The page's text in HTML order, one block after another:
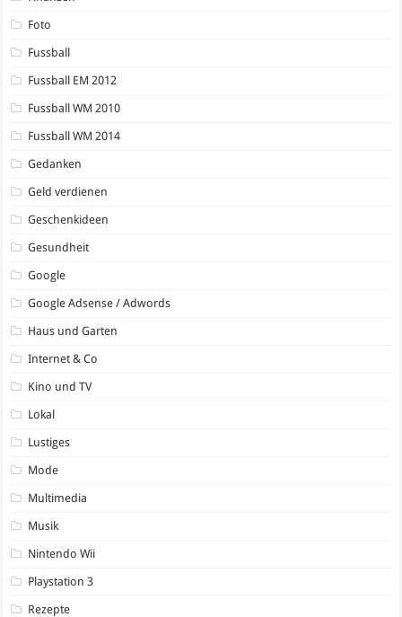
Foto
Fussball
Fussball EM 2012
Fussball WM 2010
Fussball WM 2014
Gedanken
Geld verdienen
Geschenkideen
Gesundheit
Google
Google Adsense / Adwords
Haus und Garten
Internet & Co
Kino und TV
Lokal
Lustiges
Mode
Multimedia
Musik
Nintendo Wii
Playstation 3
Rezepte